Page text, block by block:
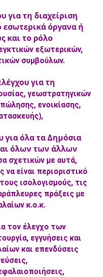
για τη διαχείριση
όργανα ή
και το ρόλο
εξωτερικών,
συμβούλων.
για τη
γεωστρατηγικών
ενοικίασης,
),
για όλα τα Δημόσια
όλων των άλλων
σχετικών με αυτά,
είναι περιοριστικό
ισολογισμούς, τις
πράξεις με
κ.ο.κ.
τον έλεγχο των
εγγυήσεις και
και επενδύσεις